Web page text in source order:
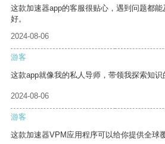
这款加速器app的客服很贴心，遇到问题都
好。
2024-08-06
游客
这款app就像我的私人导师，带领我探索知识
2024-08-06
游客
这款加速器VPM应用程序可以给你提供全球